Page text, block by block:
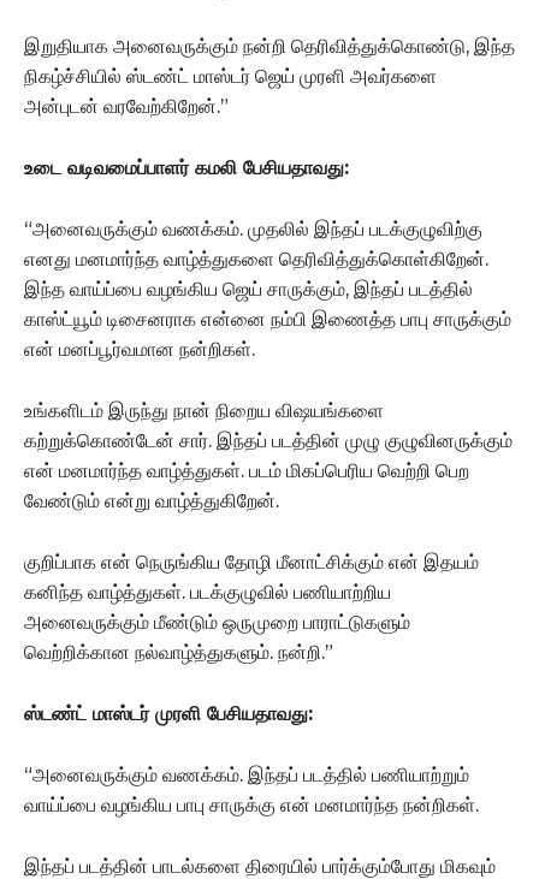
இறுதியாக அனைவருக்கும் நன்றி தெரிவித்துக்கொண்டு, இந்த
நிகழ்ச்சியில் ஸ்டண்ட் மாஸ்டர் ஜெய் முரளி அவர்களை
அன்புடன் வரவேற்கிறேன்.”
உடை வடிவமைப்பாளர் கமலி பேசியதாவது:
“அனைவருக்கும் வணக்கம். முதலில் இந்தப் படக்குழுவிற்கு
எனது மனமார்ந்த வாழ்த்துகளை தெரிவித்துக்கொள்கிறேன்.
இந்த வாய்ப்பை வழங்கிய ஜெய் சாருக்கும், இந்தப் படத்தில்
காஸ்ட்யூம் டிசைனராக என்னை நம்பி இணைத்த பாபு சாருக்கும்
என் மனப்பூர்வமான நன்றிகள்.
உங்களிடம் இருந்து நான் நிறைய விஷயங்களை
கற்றுக்கொண்டேன் சார். இந்தப் படத்தின் முழு குழுவினருக்கும்
என் மனமார்ந்த வாழ்த்துகள். படம் மிகப்பெரிய வெற்றி பெற
வேண்டும் என்று வாழ்த்துகிறேன்.
குறிப்பாக என் நெருங்கிய தோழி மீனாட்சிக்கும் என் இதயம்
கனிந்த வாழ்த்துகள். படக்குழுவில் பணியாற்றிய
அனைவருக்கும் மீண்டும் ஒருமுறை பாராட்டுகளும்
வெற்றிக்கான நல்வாழ்த்துகளும். நன்றி.”
ஸ்டண்ட் மாஸ்டர் முரளி பேசியதாவது:
“அனைவருக்கும் வணக்கம். இந்தப் படத்தில் பணியாற்றும்
வாய்ப்பை வழங்கிய பாபு சாருக்கு என் மனமார்ந்த நன்றிகள்.
இந்தப் படத்தின் பாடல்களை திரையில் பார்க்கும்போது மிகவும்